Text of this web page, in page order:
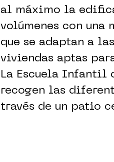
al máximo la
volúmenes con
que se adaptan a
viviendas aptas
La Escuela Infantil
recogen las
través de un patio